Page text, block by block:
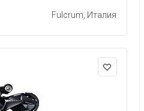
Fulcrum, Италия